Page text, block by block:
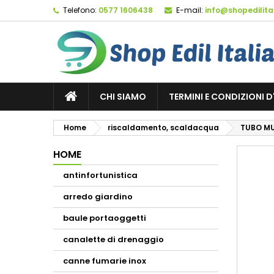
Telefono: 0577 1606438 E-mail:
CHI SIAMO TERMINI E CONDIZIONI
Home riscaldamento, scaldacqua TUBO
HOME
antinfortunistica
arredo giardino
baule portaoggetti
canalette di drenaggio
canne fumarie inox
add_circle_outline